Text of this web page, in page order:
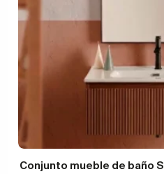
Conjunto mueble de baño